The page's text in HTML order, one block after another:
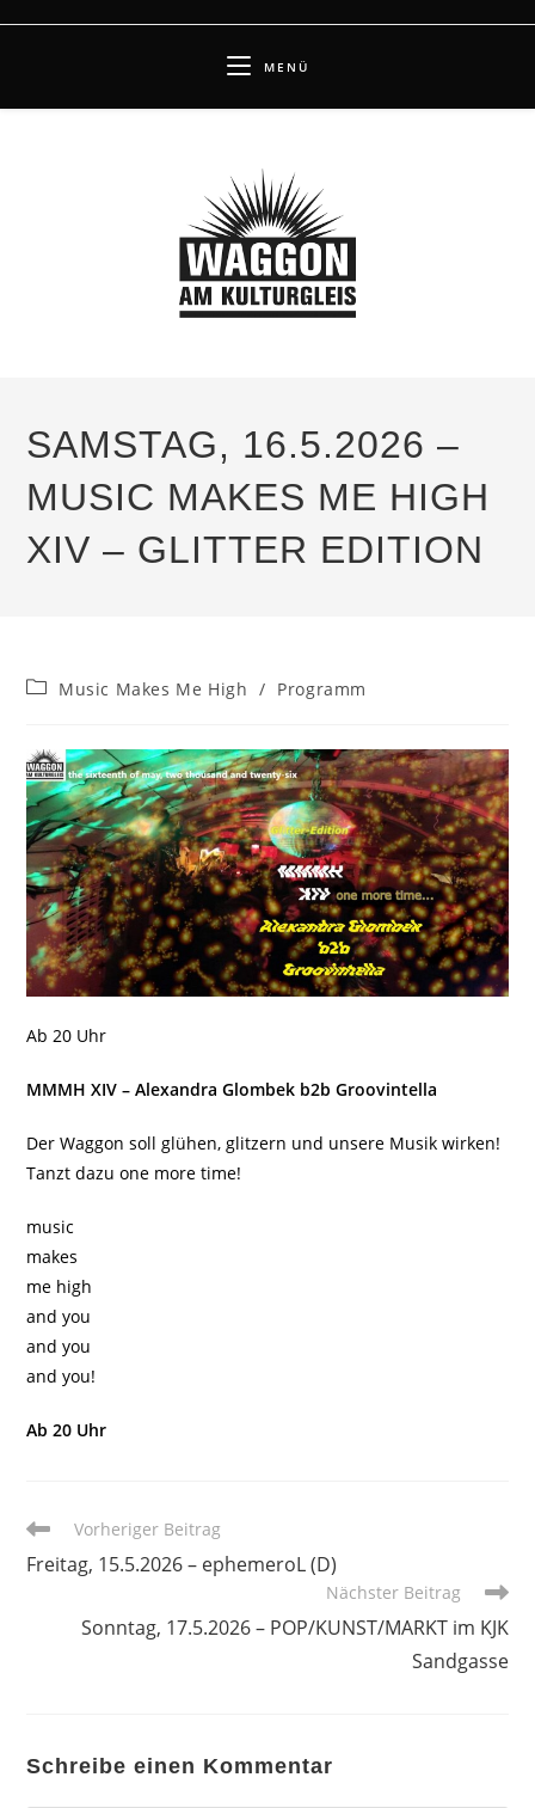
MENÜ
SAMSTAG, 16.5.2026 –
MUSIC MAKES ME HIGH
XIV – GLITTER EDITION
Beitrags-
Music Makes Me High / Programm
Ab 20 Uhr
MMMH XIV – Alexandra Glombek b2b Groovintella
Der Waggon soll glühen, glitzern und unsere Musik wirken!
Tanzt dazu one more time!
music
makes
me high
and you
and you
and you!
Ab 20 Uhr
Weitere
ansehen
Vorheriger Beitrag
Freitag, 15.5.2026 – ephemeroL (D)
Nächster Beitrag
Sonntag, 17.5.2026 – POP/KUNST/MARKT im KJK
Sandgasse
Schreibe einen Kommentar